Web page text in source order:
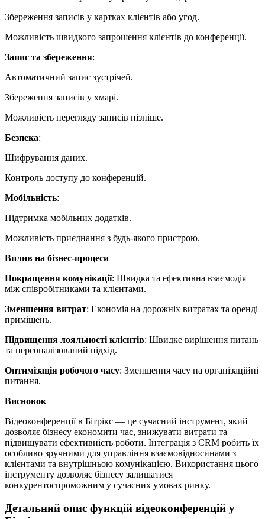
Збереження записів у картках клієнтів або угод.
Можливість швидкого запрошення клієнтів до конференції.
Запис та збереження:
Автоматичний запис зустрічей.
Збереження записів у хмарі.
Можливість перегляду записів пізніше.
Безпека:
Шифрування даних.
Контроль доступу до конференцій.
Мобільність:
Підтримка мобільних додатків.
Можливість приєднання з будь-якого пристрою.
Вплив на бізнес-процеси
Покращення комунікації: Швидка та ефективна взаємодія
між співробітниками та клієнтами.
Зменшення витрат: Економія на дорожніх витратах та оренді
приміщень.
Підвищення лояльності клієнтів: Швидке вирішення питань
та персоналізований підхід.
Оптимізація робочого часу: Зменшення часу на організаційні
питання.
Висновок
Відеоконференції в Бітрікс — це сучасний інструмент, який
дозволяє бізнесу економити час, знижувати витрати та
підвищувати ефективність роботи. Інтеграція з CRM робить їх
особливо зручними для управління взаємовідносинами з
клієнтами та внутрішньою комунікацією. Використання цього
інструменту дозволяє бізнесу залишатися
конкурентоспроможним у сучасних умовах ринку.
Детальний опис функцій відеоконференцій у